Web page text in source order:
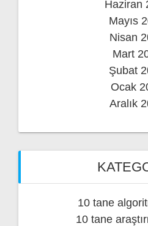
Haziran
Mayıs
Nisan
Mart
Şubat
Ocak
Aralık
10 tane
10 tane